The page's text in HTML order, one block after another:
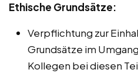
Ethische Grundsätze:
Verpflichtung zur
Grundsätze im
Kollegen bei diesen